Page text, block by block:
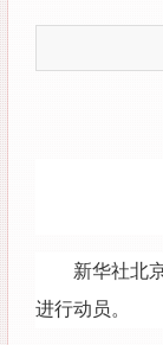
新华社北
进行动员。